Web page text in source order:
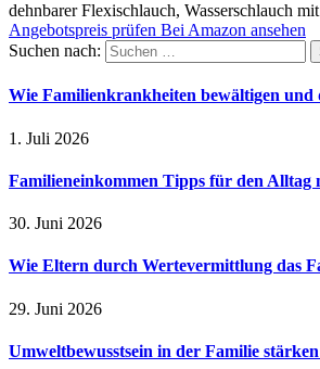
dehnbarer Flexischlauch, Wasserschlauch
Angebotspreis prüfen Bei Amazon ansehen
Suchen nach:
Wie Familienkrankheiten bewältigen und
1. Juli 2026
Familieneinkommen Tipps für den Alltag
30. Juni 2026
Wie Eltern durch Wertevermittlung das
29. Juni 2026
Umweltbewusstsein in der Familie